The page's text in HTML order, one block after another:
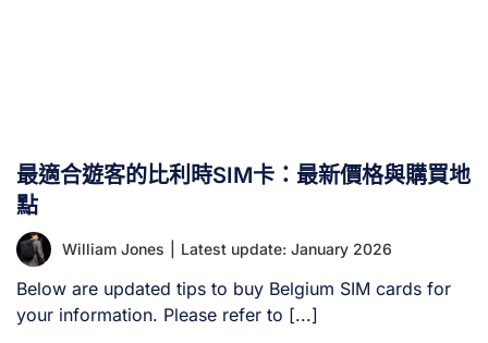
最適合遊客的比利時SIM卡：最新價格與購買地
點
William Jones Latest update: January 2026
Below are updated tips to buy Belgium SIM cards for
your information. Please refer to [...]